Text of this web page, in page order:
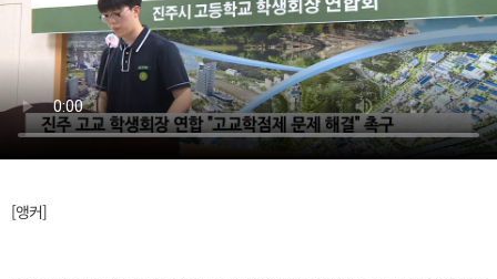
[앵커]